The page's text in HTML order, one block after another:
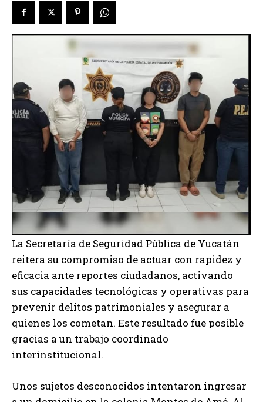
La Secretaría de Seguridad Pública de Yucatán
reitera su compromiso de actuar con rapidez y
eficacia ante reportes ciudadanos, activando
sus capacidades tecnológicas y operativas para
prevenir delitos patrimoniales y asegurar a
quienes los cometan. Este resultado fue posible
gracias a un trabajo coordinado
interinstitucional.
Unos sujetos desconocidos intentaron ingresar